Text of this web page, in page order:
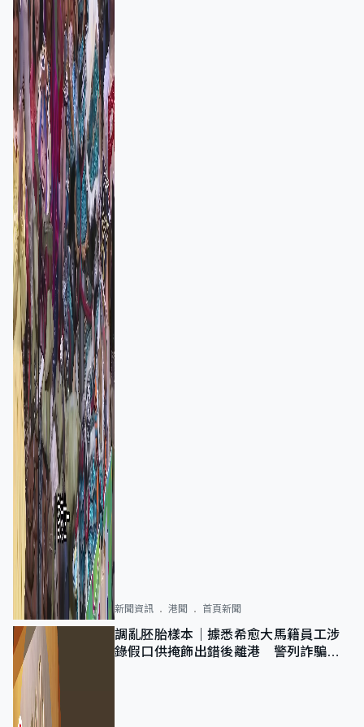
新聞資訊 港聞 首頁新聞
調亂胚胎樣本｜據悉希愈大馬籍員工涉
錄假口供掩飾出錯後離港 警列詐騙